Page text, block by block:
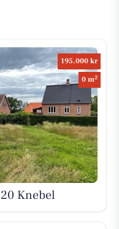
195.000 kr
0 m2
Knebel